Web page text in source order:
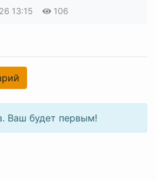
13:15 106
Ваш будет первым!